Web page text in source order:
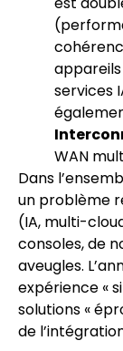
services
WAN
Dans
un problème
(IA, multi-
consoles, de
aveugles.
expérience «
solutions «
de